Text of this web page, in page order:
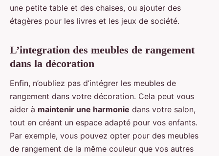
une petite table et des chaises, ou ajouter des
étagères pour les livres et les jeux de société.
L’integration des meubles de rangement
dans la décoration
Enfin, n’oubliez pas d’intégrer les meubles de
rangement dans votre décoration. Cela peut vous
aider à maintenir une harmonie dans votre salon,
tout en créant un espace adapté pour vos enfants.
Par exemple, vous pouvez opter pour des meubles
de rangement de la même couleur que vos autres